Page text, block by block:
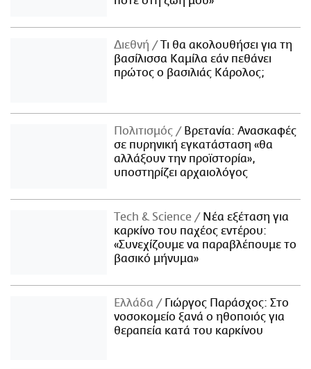
Διεθνή
Τι θα ακολουθήσει για τη
βασίλισσα Καμίλα εάν πεθάνει
πρώτος ο βασιλιάς Κάρολος;
Πολιτισμός
Βρετανία: Ανασκαφές
σε πυρηνική εγκατάσταση «θα
αλλάξουν την προϊστορία»,
υποστηρίζει αρχαιολόγος
Τech & Science
Νέα εξέταση για
καρκίνο του παχέος εντέρου:
«Συνεχίζουμε να παραβλέπουμε το
βασικό μήνυμα»
Ελλάδα
Γιώργος Παράσχος: Στο
νοσοκομείο ξανά ο ηθοποιός για
θεραπεία κατά του καρκίνου